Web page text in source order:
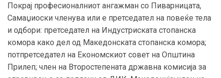
Покрај професионалниот ангажман со Пиварницата,
Самаџиоски членува или е претседател на повеќе тела
и одбори: претседател на Индустриската стопанска
комора како дел од Македонската стопанска комора;
потпретседател на Економскиот совет на Општина
Прилеп; член на Второстепената државна комисија за